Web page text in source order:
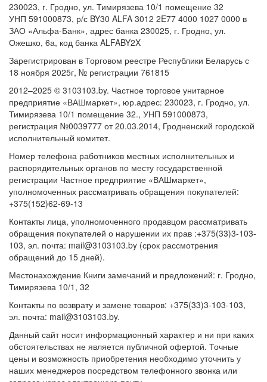
230023, г. Гродно, ул. Тимирязева 10/1 помещение 32
УНП 591000873, р/с BY30 ALFA 3012 2E77 4000 1027 0000 в
ЗАО «Альфа-Банк», адрес банка 230025, г. Гродно, ул.
Ожешко, 6а, код банка ALFABY2X
Зарегистрирован в Торговом реестре Республики Беларусь с
18 ноября 2025г, № регистрации 761815
2012–2025 © 3103103.by. Частное торговое унитарное
предприятие «ВАШмаркет», юр.адрес: 230023, г. Гродно, ул.
Тимирязева 10/1 помещение 32., УНП 591000873,
регистрация №0039777 от 20.03.2014, Гродненский городской
исполнительный комитет.
Номер телефона работников местных исполнительных и
распорядительных органов по месту государственной
регистрации Частное предприятие «ВАШмаркет»,
уполномоченных рассматривать обращения покупателей:
+375(152)62-69-13
Контакты лица, уполномоченного продавцом рассматривать
обращения покупателей о нарушении их прав :+375(33)3-103-
103, эл. почта: mail@3103103.by (срок рассмотрения
обращений до 15 дней).
Местонахождение Книги замечаний и предложений: г. Гродно,
Тимирязева 10/1, 32
Контакты по возврату и замене товаров: +375(33)3-103-103,
эл. почта: mail@3103103.by.
Данный сайт носит информационный характер и ни при каких
обстоятельствах не является публичной офертой. Точные
цены и возможность приобретения необходимо уточнить у
наших менеджеров посредством телефонного звонка или